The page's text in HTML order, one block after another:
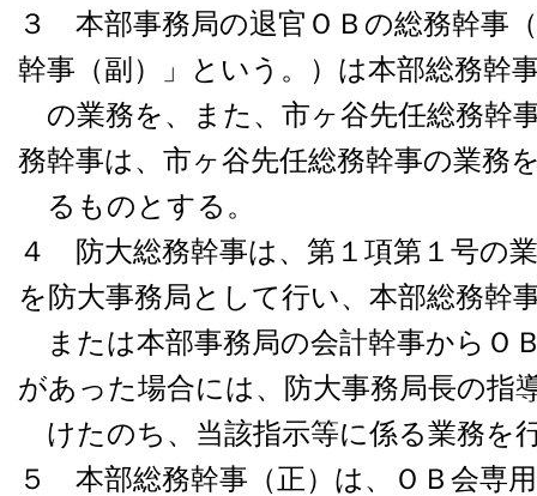
３ 本部事務局の退官ＯＢの総務幹事
幹事（副）」という。）は本部総務幹
の業務を、また、市ヶ谷先任総務幹
務幹事は、市ヶ谷先任総務幹事の業務
るものとする。
４ 防大総務幹事は、第１項第１号の
を防大事務局として行い、本部総務幹
または本部事務局の会計幹事からＯ
があった場合には、防大事務局長の指
けたのち、当該指示等に係る業務を
５ 本部総務幹事（正）は、ＯＢ会専